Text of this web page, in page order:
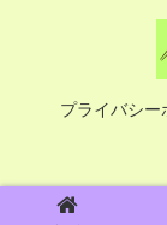
プライバシー